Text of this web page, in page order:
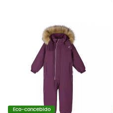
Eco-concebido